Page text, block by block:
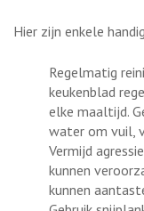
Hier zijn enkele
Regelmatig
keukenblad
elke maaltijd.
water om vuil,
Vermijd
kunnen
kunnen